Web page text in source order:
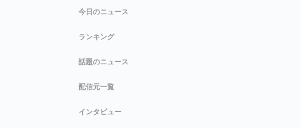
今日のニュース
ランキング
話題のニュース
配信元一覧
インタビュー